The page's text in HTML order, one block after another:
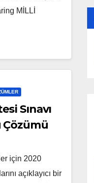
MİLLİ
Sınavı
Çözümü
için 2020
açıklayıcı bir